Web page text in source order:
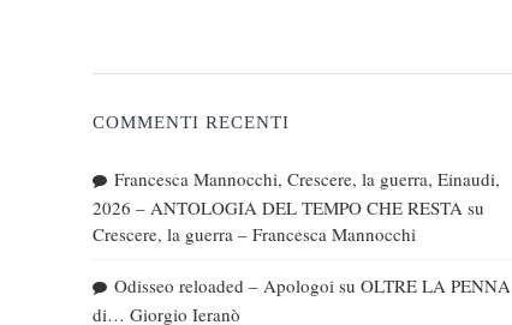
COMMENTI RECENTI
Francesca Mannocchi, Crescere, la guerra, Einaudi,
2026 – ANTOLOGIA DEL TEMPO CHE RESTA su
Crescere, la guerra – Francesca Mannocchi
Odisseo reloaded – Apologoi su OLTRE LA PENNA
di… Giorgio Ieranò